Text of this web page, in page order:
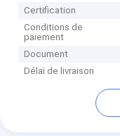
Certification
Conditions de
paiement
Document
Délai de livraison